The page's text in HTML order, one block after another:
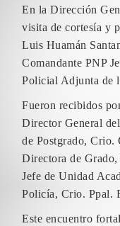
En la Dirección
visita de cortesía y
Luis Huamán
Comandante PNP
Policial Adjunta de
Fueron recibidos
Director General
de Postgrado, Crio.
Directora de
Jefe de Unidad
Policía, Crio. Ppal.
Este encuentro